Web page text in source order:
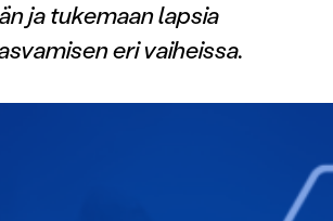
ja tukemaan lapsia
eri vaiheissa.